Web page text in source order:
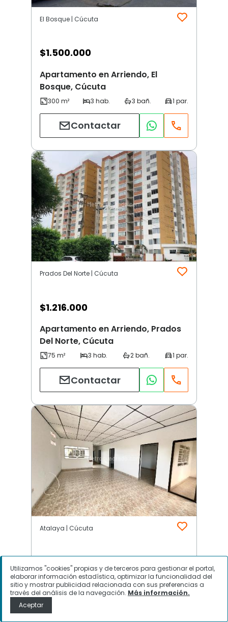
El Bosque | Cúcuta
$1.500.000
Apartamento en Arriendo, El
Bosque, Cúcuta
Contactar
Prados Del Norte | Cúcuta
$1.216.000
Apartamento en Arriendo, Prados
Del Norte, Cúcuta
Contactar
Atalaya | Cúcuta
$1.050.000
Apartamento en Arriendo, Atalaya,
Cúcuta
Utilizamos "cookies" propias y de terceros para gestionar el portal,
elaborar información estadística, optimizar la funcionalidad del
sitio y mostrar publicidad relacionada con sus preferencias a
través del análisis de la navegación. Más información.
Aceptar